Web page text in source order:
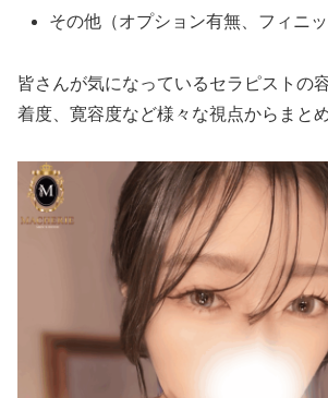
その他（オプション有無、フィニッ
皆さんが気になっているセラピストの
着度、寛容度など様々な視点からまと